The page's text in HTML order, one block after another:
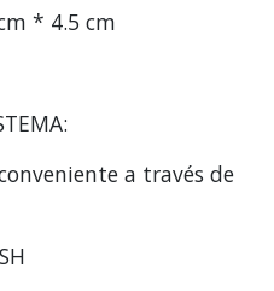
* 4.5 cm
a través de